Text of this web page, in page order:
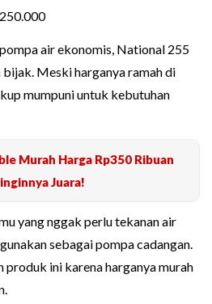
air ekonomis, National 255
Meski harganya ramah di
mumpuni untuk kebutuhan
Murah Harga Rp350 Ribuan
Juara!
yang nggak perlu tekanan air
sebagai pompa cadangan.
produk ini karena harganya murah